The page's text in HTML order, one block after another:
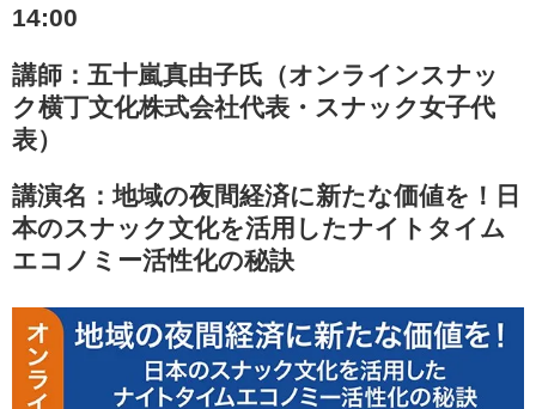
14:00
講師：五十嵐真由子氏（オンラインスナッ
ク横丁文化株式会社代表・スナック女子代
表）
講演名：地域の夜間経済に新たな価値を！日
本のスナック文化を活用したナイトタイム
エコノミー活性化の秘訣